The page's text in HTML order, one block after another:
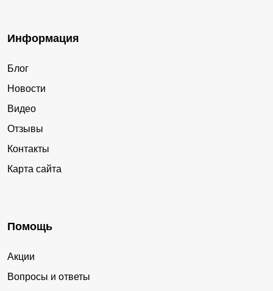
Информация
Блог
Новости
Видео
Отзывы
Контакты
Карта сайта
Помощь
Акции
Вопросы и ответы